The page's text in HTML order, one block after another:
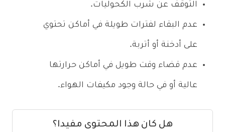
التوقف عن شرب الكحوليات.
عدم البقاء لفترات طويلة في أماكن تحتوي
على أدخنة أو أتربة.
عدم قضاء وقت طويل في أماكن حرارتها
عالية أو في حالة وجود مكيفات الهواء.
هل كان هذا المحتوى مفيدا؟